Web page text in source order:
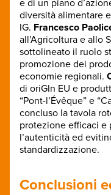
e di un piano
diversità alimentare
IG. Francesco
all’Agricoltura e allo
sottolineato il ruolo
promozione dei
economie regionali.
di oriGIn EU e
“Pont-l’Évêque” e
concluso la tavola
protezione efficaci e
l’autenticità ed
standardizzazione.
Conclusioni